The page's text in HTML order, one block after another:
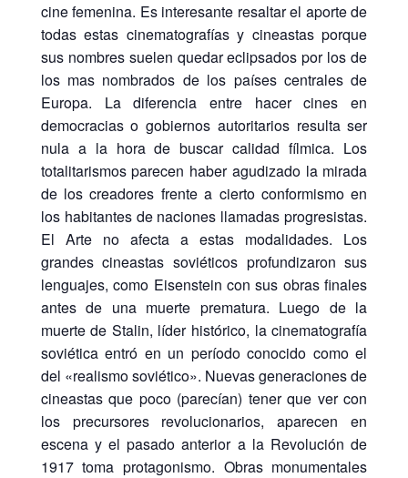
cine femenina. Es interesante resaltar el aporte de
todas estas cinematografías y cineastas porque
sus nombres suelen quedar eclipsados por los de
los mas nombrados de los países centrales de
Europa. La diferencia entre hacer cines en
democracias o gobiernos autoritarios resulta ser
nula a la hora de buscar calidad fílmica. Los
totalitarismos parecen haber agudizado la mirada
de los creadores frente a cierto conformismo en
los habitantes de naciones llamadas progresistas.
El Arte no afecta a estas modalidades. Los
grandes cineastas soviéticos profundizaron sus
lenguajes, como Eisenstein con sus obras finales
antes de una muerte prematura. Luego de la
muerte de Stalin, líder histórico, la cinematografía
soviética entró en un período conocido como el
del «realismo soviético». Nuevas generaciones de
cineastas que poco (parecían) tener que ver con
los precursores revolucionarios, aparecen en
escena y el pasado anterior a la Revolución de
1917 toma protagonismo. Obras monumentales